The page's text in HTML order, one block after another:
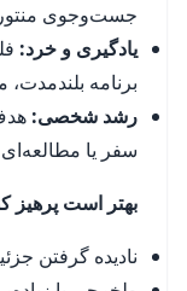
جست‌وجوی
یادگیری و خرد:
برنامه
رشد شخصی:
سفر یا
بهتر است پرهیز
نادیده گرفتن